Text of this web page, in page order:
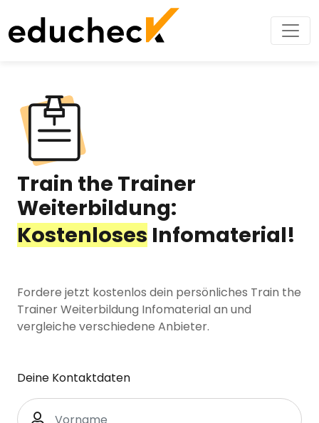
Train the Trainer
Weiterbildung:
Kostenloses Infomaterial!
Fordere jetzt kostenlos dein persönliches Train the
Trainer Weiterbildung Infomaterial an und
vergleiche verschiedene Anbieter.
Deine Kontaktdaten